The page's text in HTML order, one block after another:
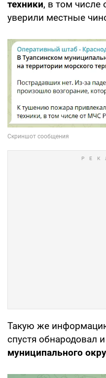
техники, в том числе
уверили местные
Такую же
спустя обнародовал и
муниципального